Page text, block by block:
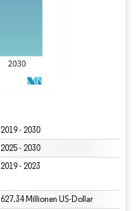
2019 - 2030
2025 - 2030
2019 - 2023
627.34 Millionen US-Dollar